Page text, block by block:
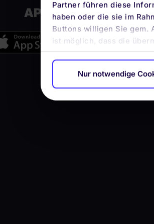
Partner führen diese
haben oder die sie im
Buttons willigen Sie gem.
ist möglich, dass die
Nur notwendige
APP-TO-DATE